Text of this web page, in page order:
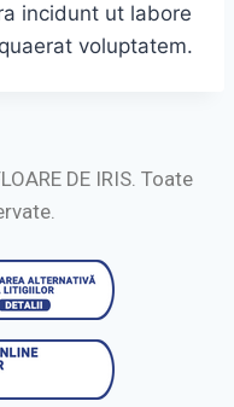
incidunt ut labore
voluptatem.
DE IRIS. Toate